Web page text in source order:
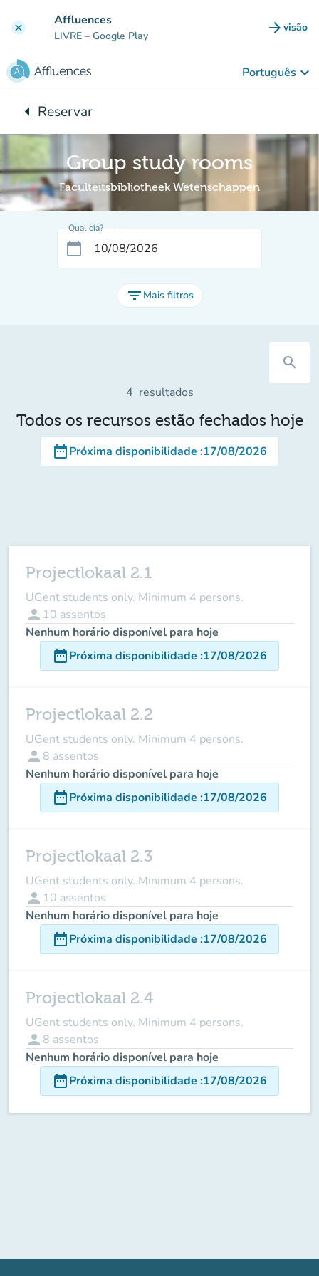
clear Affluences
LIVRE – Google Play arrow_forward visão
(novo
Português keyboard_arrow_down
arrow_leftVoltar para:
Reservar
Group study rooms
Faculteitsbibliotheek Wetenschappen
Qual dia?
calendar_today
filter_list Mais filtros
search
4 resultados
Todos os recursos estão fechados hoje
date_rangePróxima disponibilidade :17/08/2026
Projectlokaal 2.1
UGent students only. Minimum 4 persons.
person 10 assentos
Nenhum horário disponível para hoje
date_rangePróxima disponibilidade :17/08/2026
Projectlokaal 2.2
UGent students only. Minimum 4 persons.
person 8 assentos
Nenhum horário disponível para hoje
date_rangePróxima disponibilidade :17/08/2026
Projectlokaal 2.3
UGent students only. Minimum 4 persons.
person 10 assentos
Nenhum horário disponível para hoje
date_rangePróxima disponibilidade :17/08/2026
Projectlokaal 2.4
UGent students only. Minimum 4 persons.
person 8 assentos
Nenhum horário disponível para hoje
date_rangePróxima disponibilidade :17/08/2026